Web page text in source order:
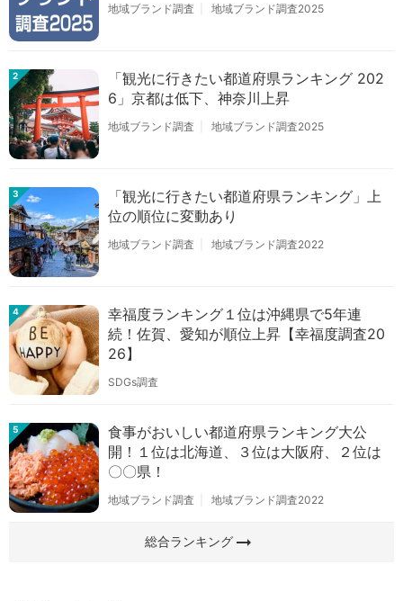
地域ブランド調査 地域ブランド調査2025
2
「観光に行きたい都道府県ランキング 202
6」京都は低下、神奈川上昇
地域ブランド調査 地域ブランド調査2025
3
「観光に行きたい都道府県ランキング」上
位の順位に変動あり
地域ブランド調査 地域ブランド調査2022
4
幸福度ランキング１位は沖縄県で5年連
続！佐賀、愛知が順位上昇【幸福度調査20
26】
SDGs調査
5
食事がおいしい都道府県ランキング大公
開！１位は北海道、３位は大阪府、２位は
〇〇県！
地域ブランド調査 地域ブランド調査2022
総合ランキングarrow_right_alt